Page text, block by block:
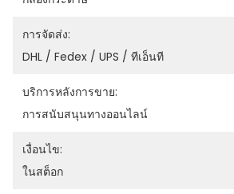
การจัดส่ง:
DHL / Fedex / UPS / ทีเอ็นที
บริการหลังการขาย:
การสนับสนุนทางออนไลน์
เงื่อนไข:
ในสต็อก